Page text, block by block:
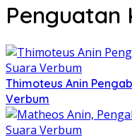
Penguatan
Thimoteus Anin
Verbum